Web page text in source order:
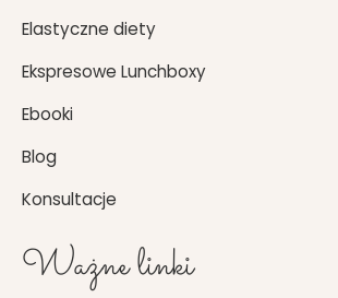
Elastyczne diety
Ekspresowe Lunchboxy
Ebooki
Blog
Konsultacje
Ważne linki